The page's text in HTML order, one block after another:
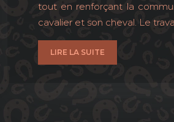
tout en renforçant la
cavalier et son cheval. Le
LIRE LA SUITE